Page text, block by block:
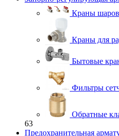
Краны
Краны для
Бытовые
Фильтры
Обратные
63
Предохранительная